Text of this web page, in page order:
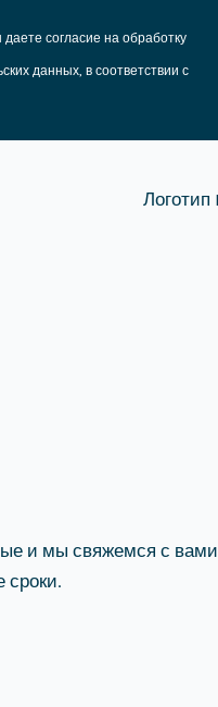
согласие на обработку
данных, в соответствии с
и мы свяжемся с вами
сроки.